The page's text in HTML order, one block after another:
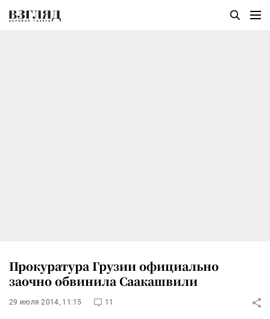
Прокуратура Грузии официально
заочно обвинила Саакашвили
29 июля 2014, 11:15 11